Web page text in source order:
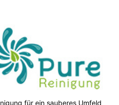
für ein sauberes Umfeld